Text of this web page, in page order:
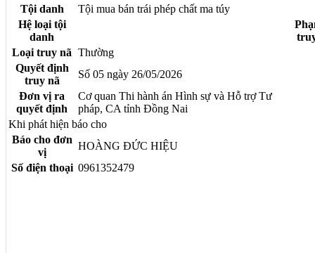
Tội danh
Tội mua bán trái phép chất ma túy
Hệ loại tội
danh
Loại truy nã Thường
Quyết định
truy nã
Số 05 ngày 26/05/2026
Đơn vị ra
quyết định
Cơ quan Thi hành án Hình sự và Hỗ trợ Tư
pháp, CA tỉnh Đồng Nai
Khi phát hiện báo cho
Báo cho đơn
vị
HOÀNG ĐỨC HIỆU
Số điện thoại 0961352479